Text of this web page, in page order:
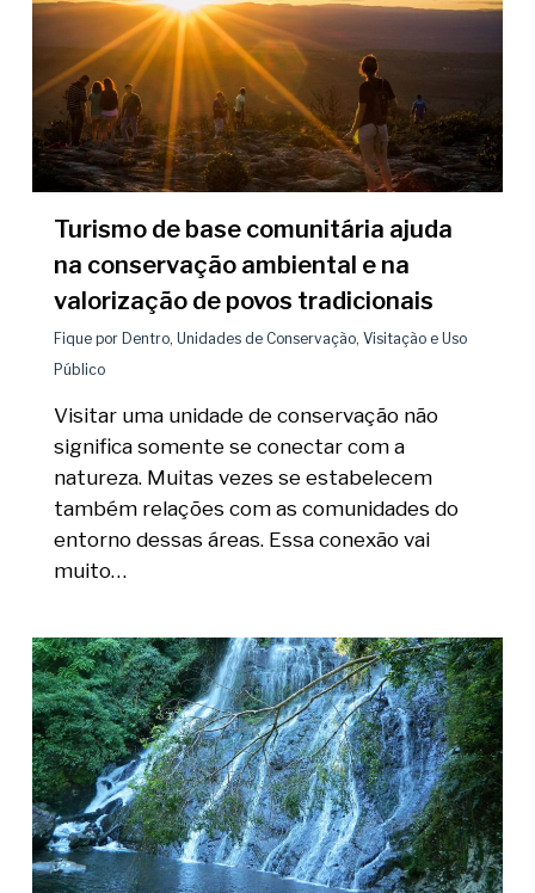
Turismo de base comunitária ajuda
na conservação ambiental e na
valorização de povos tradicionais
Fique por Dentro, Unidades de Conservação, Visitação e Uso
Público
Visitar uma unidade de conservação não
significa somente se conectar com a
natureza. Muitas vezes se estabelecem
também relações com as comunidades do
entorno dessas áreas. Essa conexão vai
muito…